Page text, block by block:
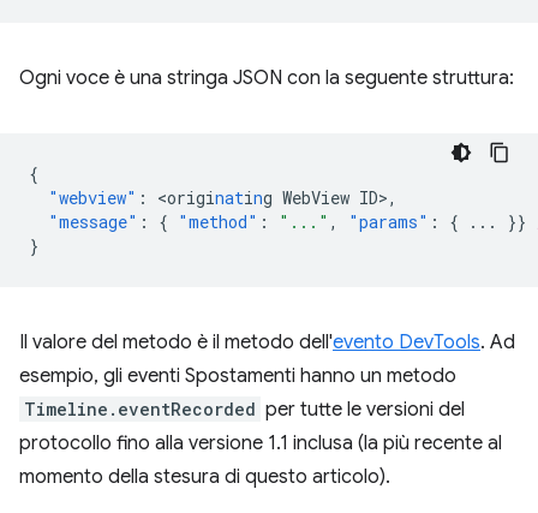
Ogni voce è una stringa JSON con la seguente struttura:
{
"webview" : <originating WebView ID>,
"message" : { "method" : "..." , "params" : { ... }}
}
Il valore del metodo è il metodo dell'evento DevTools. Ad
esempio, gli eventi Spostamenti hanno un metodo
Timeline.eventRecorded per tutte le versioni del
protocollo fino alla versione 1.1 inclusa (la più recente al
momento della stesura di questo articolo).